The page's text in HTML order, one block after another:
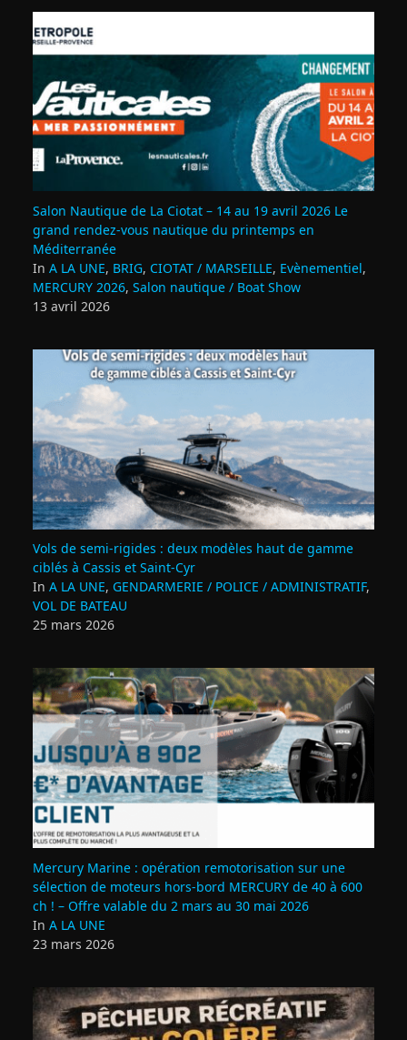
Salon Nautique de La Ciotat – 14 au 19 avril 2026 Le
grand rendez‑vous nautique du printemps en
Méditerranée
In A LA UNE, BRIG, CIOTAT / MARSEILLE, Evènementiel,
MERCURY 2026, Salon nautique / Boat Show
13 avril 2026
Vols de semi‑rigides : deux modèles haut de gamme
ciblés à Cassis et Saint‑Cyr
In A LA UNE, GENDARMERIE / POLICE / ADMINISTRATIF,
VOL DE BATEAU
25 mars 2026
Mercury Marine : opération remotorisation sur une
sélection de moteurs hors-bord MERCURY de 40 à 600
ch ! – Offre valable du 2 mars au 30 mai 2026
In A LA UNE
23 mars 2026